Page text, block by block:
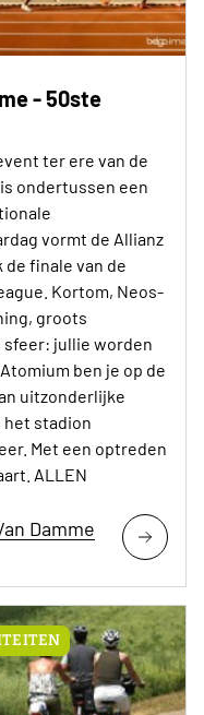
- 50ste
ter ere van de
ondertussen een
vormt de Allianz
de finale van de
Kortom, Neos-
groots
jullie worden
ben je op de
uitzonderlijke
stadion
Met een optreden
ALLEN
Damme